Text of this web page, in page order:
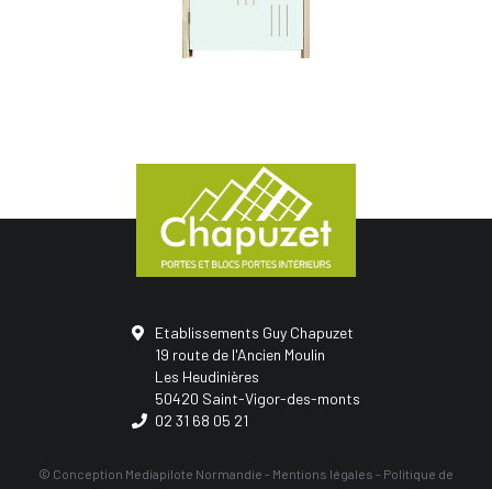
Etablissements Guy Chapuzet
19 route de l'Ancien Moulin
Les Heudinières
50420 Saint-Vigor-des-monts
02 31 68 05 21
© Conception Mediapilote Normandie - Mentions légales - Politique de